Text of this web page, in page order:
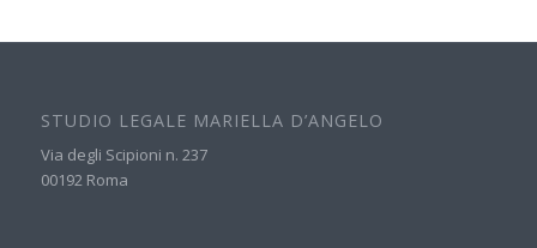
STUDIO LEGALE MARIELLA D’ANGELO
Via degli Scipioni n. 237
00192 Roma